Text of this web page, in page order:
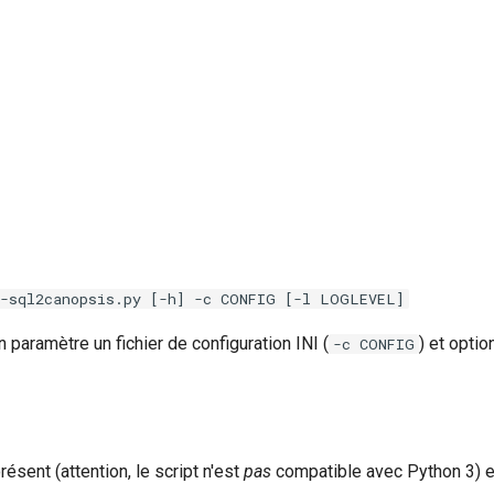
sql2canopsis.py [-h] -c CONFIG [-l LOGLEVEL]
paramètre un fichier de configuration INI ( -c CONFIG ) et
(attention, le script n'est pas compatible avec Python 3)